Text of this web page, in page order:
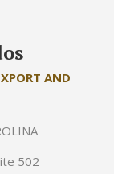
AND
502